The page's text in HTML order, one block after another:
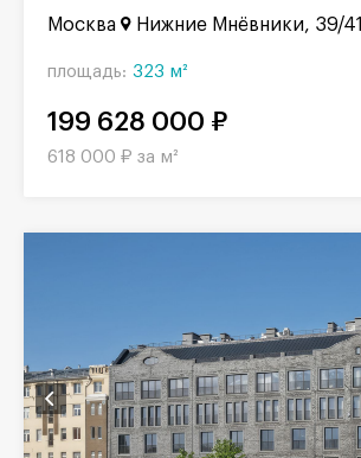
Москва Нижние Мнёвники, 39/41
площадь: 323 м²
199 628 000 ₽
618 000 ₽ за м²